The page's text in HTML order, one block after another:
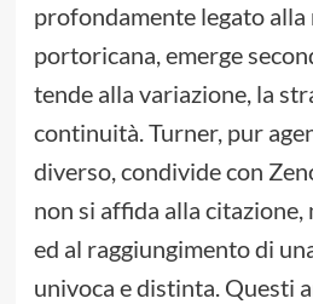
profondamente legato alla
portoricana, emerge
tende alla variazione, la
continuità. Turner, pur
diverso, condivide con
non si affida alla citazione,
ed al raggiungimento di
univoca e distinta. Questi